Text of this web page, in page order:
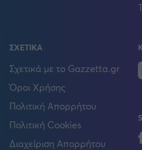
ΣΧΕΤΙΚΑ
Σχετικά με το Gazzetta.gr
Όροι Χρήσης
Πολιτική Απορρήτου
Πολιτική Cookies
Διαχείριση Απορρήτου